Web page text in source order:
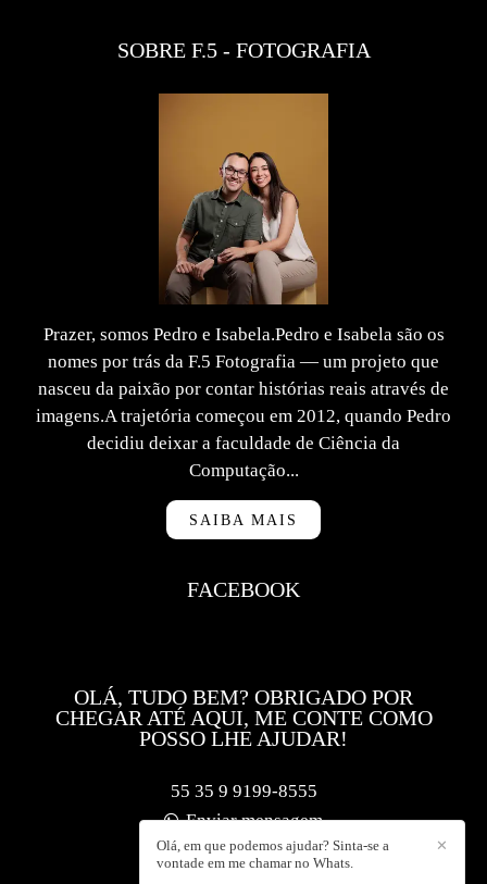
SOBRE F.5 - FOTOGRAFIA
Prazer, somos Pedro e Isabela.Pedro e Isabela são os
nomes por trás da F.5 Fotografia — um projeto que
nasceu da paixão por contar histórias reais através de
imagens.A trajetória começou em 2012, quando Pedro
decidiu deixar a faculdade de Ciência da
Computação...
SAIBA MAIS
FACEBOOK
OLÁ, TUDO BEM? OBRIGADO POR
CHEGAR ATÉ AQUI, ME CONTE COMO
POSSO LHE AJUDAR!
55 35 9 9199-8555
Enviar mensagem
contato@f5foto.com.br
✕
Olá, em que podemos ajudar? Sinta-se a
vontade em me chamar no Whats.